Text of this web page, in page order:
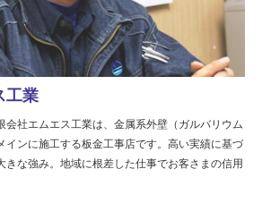
工業
会社エムエス工業は、金属系外壁（ガルバリウム
インに施工する板金工事店です。高い実績に基づ
きな強み。地域に根差した仕事でお客さまの信用